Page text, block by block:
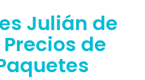
Julián de
de